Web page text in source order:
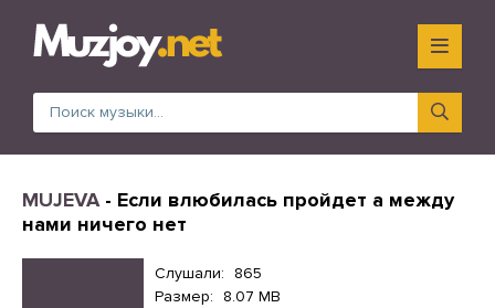
MUJEVA- Если влюбилась пройдет а между
нами ничего нет
Слушали:
865
Размер:
8.07 MB